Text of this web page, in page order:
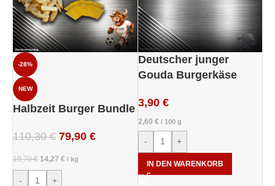
-28%
NEW
Halbzeit Burger Bundle
110,30€ 79,90 €
19,70€ 14,27 € / kg
- +
Deutscher junger
Gouda Burgerkäse
3,90 €
2,60 € / 100 g
- +
IN DEN WARENKORB